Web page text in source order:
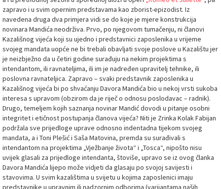
zapravo i u svim opernim predstavama kao zborist-epizodist. Iz
navedena druga dva primjera vidi se do koje je mjere konstrukcija
novinara Mandića neodrživa. Prvo, po njegovom tumačenju, ni članovi
Kazališnog vijeća koji su ujedno i predstavnici zaposlenika u vrijeme
svojeg mandata uopće ne bi trebali obavljati svoje poslove u Kazalištu jer
je neizbježno da u četiri godine surađuju na nekim projektima s
intendantom, ili ravnateljima, ili im je nadređen upravitelj tehnike, ili
poslovna ravnateljica. Zapravo – svaki predstavnik zaposlenika u
Kazališnog vijeća bi po shvaćanju Davora Mandića bio u nekoj vrsti sukoba
interesa s upravom (obzirom da je riječ o odnosu poslodavac – radnik).
Drugo, temeljem kojih saznanja novinar Mandić dovodi u pitanje osobni
integritet i etičnost postupanja članova vijeća? Niti je Zrinka Kolak Fabijan
podržala sve prijedloge uprave odnosno indentadna tijekom svojeg
mandata, a i Toni Plešić i Saša Matovina, premda su surađivali s
intendantom na projektima „Vježbanje života“ i „Tosca“, nipošto nisu
uvijek glasali za prijedloge intendanta, štoviše, upravo se iz ovog članka
Davora Mandića lijepo može vidjeti da glasaju po svojoj savijesti i
stavovima. U svim kazalištima u svijetu u kojima zaposlenici imaju
predstavnike u upravnim ili nadzornim odborima (varijantama naših